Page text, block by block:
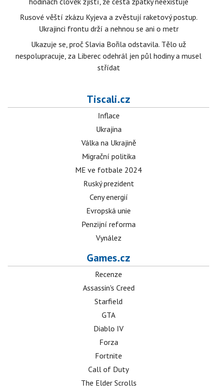
Rusové věští zkázu Kyjeva a zvěstují raketový postup.
Ukrajinci frontu drží a nehnou se ani o metr
Ukazuje se, proč Slavia Bořila odstavila. Tělo už
nespolupracuje, za Liberec odehrál jen půl hodiny a musel
střídat
Tiscali.cz
Inflace
Ukrajina
Válka na Ukrajině
Migrační politika
ME ve fotbale 2024
Ruský prezident
Ceny energií
Evropská unie
Penzijní reforma
Vynález
Games.cz
Recenze
Assassin's Creed
Starfield
GTA
Diablo IV
Forza
Fortnite
Call of Duty
The Elder Scrolls